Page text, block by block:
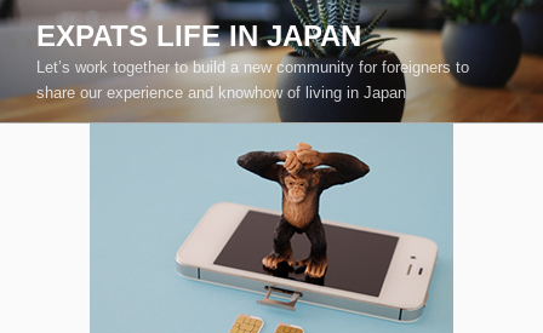
コ
ン
ツ
EXPATS LIFE IN JAPAN
Let’s work together to build a new community for foreigners to
share our experience and knowhow of living in Japan